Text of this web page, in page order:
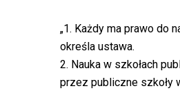
„1. Każdy ma prawo do
określa ustawa.
2. Nauka w szkołach
przez publiczne szkoły